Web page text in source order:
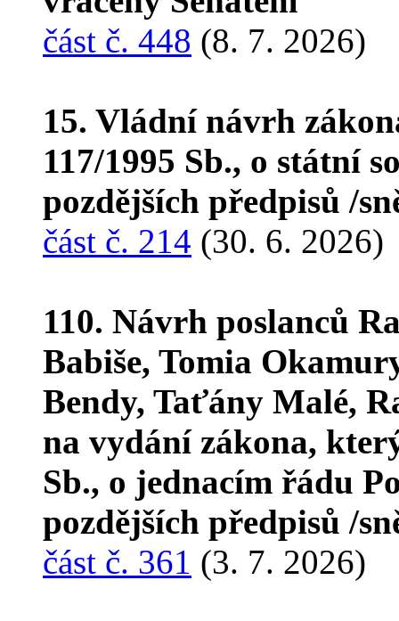
část č. 448 (8. 7. 2026)
15. Vládní návrh
117/1995 Sb., o státní
pozdějších předpisů /
část č. 214 (30. 6. 2026)
110. Návrh poslanců
Babiše, Tomia
Bendy, Taťány Malé,
na vydání zákona,
Sb., o jednacím řádu
pozdějších předpisů /
část č. 361 (3. 7. 2026)